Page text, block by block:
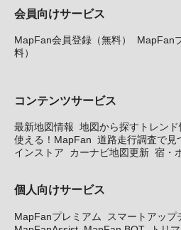
会員向けサービス
MapFan会員登録（無料）
MapFan
料）
コンテンツサービス
最新地図情報 地図から探すトレンド
使える！MapFan 道路走行調査で見
インストア
カーナビ地図更新 宿・
個人向けサービス
MapFanプレミアム
スマートアップ